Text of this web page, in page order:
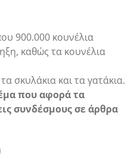
900.000 κουνέλια
καθώς τα κουνέλια
σκυλάκια και τα γατάκια.
που αφορά τα
συνδέσμους σε άρθρα